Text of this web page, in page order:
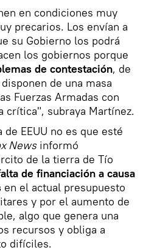
en condiciones muy
precarios. Los envían a
su Gobierno los podrá
los gobiernos porque
de contestación, de
de una masa
Fuerzas Armadas con
crítica", subraya Martínez.
EEUU no es que esté
Newsinformó
de la tierra de Tío
de financiación a causa
en el actual presupuesto
y por el aumento de
algo que genera una
recursos y obliga a
difíciles.